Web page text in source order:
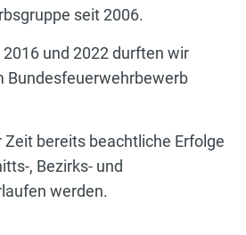
seit 2006.
und 2022 durften wir
Bundesfeuerwehrbewerb
Zeit bereits beachtliche Erfolge
, Bezirks- und
werden.